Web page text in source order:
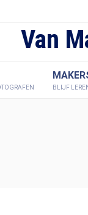
Van
BLIJF